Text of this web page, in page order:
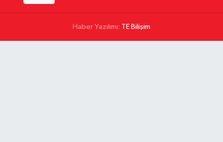
Haber Yazılımı: TE Bilişim